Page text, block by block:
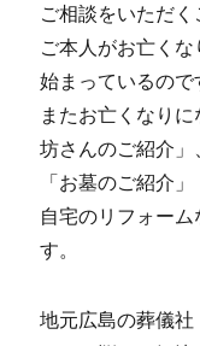
ご相談をいただく
ご本人がお亡く
始まっているので
またお亡くなり
坊さんのご紹介」
「お墓のご紹介
自宅のリフォー
す。
地元広島の葬儀